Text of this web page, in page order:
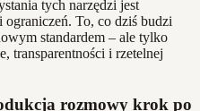
tych narzędzi jest
ograniczeń. To, co dziś budzi
standardem – ale tylko
transparentności i rzetelnej
rozmowy krok po